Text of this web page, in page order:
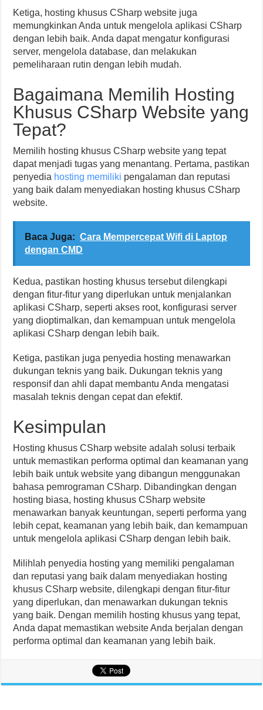
Ketiga, hosting khusus CSharp website juga
memungkinkan Anda untuk mengelola aplikasi CSharp
dengan lebih baik. Anda dapat mengatur konfigurasi
server, mengelola database, dan melakukan
pemeliharaan rutin dengan lebih mudah.
Bagaimana Memilih Hosting
Khusus CSharp Website yang
Tepat?
Memilih hosting khusus CSharp website yang tepat
dapat menjadi tugas yang menantang. Pertama, pastikan
penyedia hosting memiliki pengalaman dan reputasi
yang baik dalam menyediakan hosting khusus CSharp
website.
Baca Juga: Cara Mempercepat Wifi di Laptop
dengan CMD
Kedua, pastikan hosting khusus tersebut dilengkapi
dengan fitur-fitur yang diperlukan untuk menjalankan
aplikasi CSharp, seperti akses root, konfigurasi server
yang dioptimalkan, dan kemampuan untuk mengelola
aplikasi CSharp dengan lebih baik.
Ketiga, pastikan juga penyedia hosting menawarkan
dukungan teknis yang baik. Dukungan teknis yang
responsif dan ahli dapat membantu Anda mengatasi
masalah teknis dengan cepat dan efektif.
Kesimpulan
Hosting khusus CSharp website adalah solusi terbaik
untuk memastikan performa optimal dan keamanan yang
lebih baik untuk website yang dibangun menggunakan
bahasa pemrograman CSharp. Dibandingkan dengan
hosting biasa, hosting khusus CSharp website
menawarkan banyak keuntungan, seperti performa yang
lebih cepat, keamanan yang lebih baik, dan kemampuan
untuk mengelola aplikasi CSharp dengan lebih baik.
Milihlah penyedia hosting yang memiliki pengalaman
dan reputasi yang baik dalam menyediakan hosting
khusus CSharp website, dilengkapi dengan fitur-fitur
yang diperlukan, dan menawarkan dukungan teknis
yang baik. Dengan memilih hosting khusus yang tepat,
Anda dapat memastikan website Anda berjalan dengan
performa optimal dan keamanan yang lebih baik.